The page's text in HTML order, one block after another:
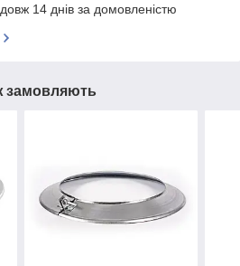
14 днів за домовленістю
замовляють